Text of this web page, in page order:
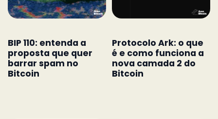
BIP 110: entenda a
proposta que quer
barrar spam no
Bitcoin
Protocolo Ark: o que
é e como funciona a
nova camada 2 do
Bitcoin